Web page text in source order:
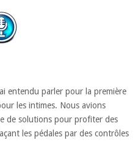
entendu parler pour la première
les intimes. Nous avions
de solutions pour profiter des
les pédales par des contrôles